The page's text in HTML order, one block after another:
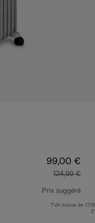
99,00 €
124,99 €
Prix suggéré
TVA incluse de